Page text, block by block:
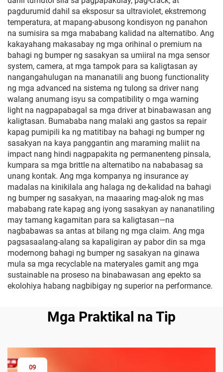
pagdurumid dahil sa eksposur sa ultraviolet, ekstremong
temperatura, at mapang-abusong kondisyon ng panahon
na sumisira sa mga mababang kalidad na alternatibo. Ang
kakayahang makasabay ng mga orihinal o premium na
bahagi ng bumper ng sasakyan sa umiiral na mga sensor
system, camera, at mga tampok para sa kaligtasan ay
nangangahulugan na mananatili ang buong functionality
ng mga advanced na sistema ng tulong sa driver nang
walang anumang isyu sa compatibility o mga warning
light na nagpapabagal sa mga driver at binabawasan ang
kaligtasan. Bumababa nang malaki ang gastos sa repair
kapag pumipili ka ng matitibay na bahagi ng bumper ng
sasakyan na kaya panggantin ang maraming maliit na
impact nang hindi nagpapakita ng permanenteng pinsala,
kumpara sa mga brittle na alternatibo na nababasag sa
unang kontak. Ang mga kompanya ng insurance ay
madalas na kinikilala ang halaga ng de-kalidad na bahagi
ng bumper ng sasakyan, na maaaring mag-alok ng mas
mababang rate kapag ang iyong sasakyan ay nananatiling
may tamang kagamitan para sa kaligtasan—na
nagbabawas sa antas at bilang ng mga claim. Ang mga
pagsasaalang-alang sa kapaligiran ay pabor din sa mga
modernong bahagi ng bumper ng sasakyan na ginawa
mula sa mga recyclable na materyales gamit ang mga
sustainable na proseso na binabawasan ang epekto sa
ekolohiya habang nagbibigay ng superior na performance.
Mga Praktikal na Tip
09